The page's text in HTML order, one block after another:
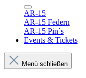
AR-15
AR-15 Federn
AR-15 Pin´s
Events & Tickets
Menü schließen